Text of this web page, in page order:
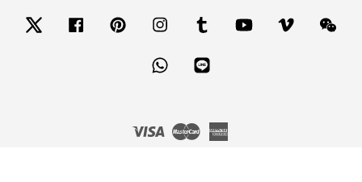
Twitter Facebook Pinterest Instagram Tumblr YouTube Vimeo
Whatsapp
Visa Master